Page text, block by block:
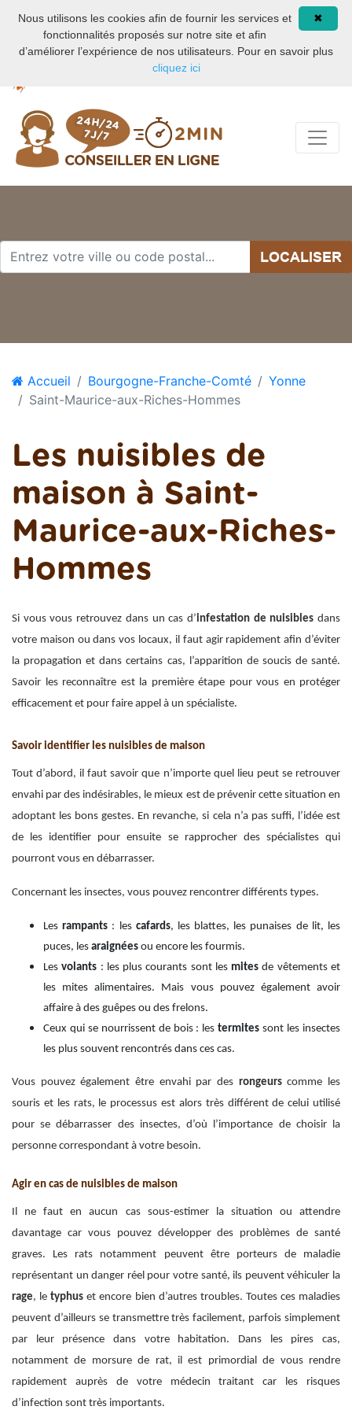
Nuisible de maison 08 93 02 00 21
LOCALISER
Accueil Bourgogne-Franche-Comté
Yonne
Saint-Maurice-aux-Riches-Hommes
Les nuisibles de
maison à Saint-
Maurice-aux-Riches-
Hommes
Si vous vous retrouvez dans un cas d’infestation de nuisibles dans
votre maison ou dans vos locaux, il faut agir rapidement afin d’éviter
la propagation et dans certains cas, l’apparition de soucis de santé.
Savoir les reconnaître est la première étape pour vous en protéger
efficacement et pour faire appel à un spécialiste.
Savoir identifier les nuisibles de maison
Tout d’abord, il faut savoir que n’importe quel lieu peut se retrouver
envahi par des indésirables, le mieux est de prévenir cette situation en
adoptant les bons gestes. En revanche, si cela n’a pas suffi, l’idée est
de les identifier pour ensuite se rapprocher des spécialistes qui
pourront vous en débarrasser.
Concernant les insectes, vous pouvez rencontrer différents types.
Lesrampants : les cafards, les blattes, les punaises de lit, les
puces, les araignées ou encore les fourmis.
Lesvolants : les plus courants sont les mitesde vêtements et
les mites alimentaires. Mais vous pouvez également avoir
affaire à des guêpes ou des frelons.
Ceux qui se nourrissent de bois : lestermitessont les insectes
les plus souvent rencontrés dans ces cas.
Vous pouvez également être envahi par des rongeurscomme les
souris et les rats, le processus est alors très différent de celui utilisé
pour se débarrasser des insectes, d’où l’importance de choisir la
personne correspondant à votre besoin.
Agir en cas de nuisibles de maison
Il ne faut en aucun cas sous-estimer la situation ou attendre
davantage car vous pouvez développer des problèmes de santé
graves. Les rats notamment peuvent être porteurs de maladie
représentant un danger réel pour votre santé, ils peuvent véhiculer la
rage, letyphuset encore bien d’autres troubles. Toutes ces maladies
peuvent d’ailleurs se transmettre très facilement, parfois simplement
par leur présence dans votre habitation. Dans les pires cas,
notamment de morsure de rat, il est primordial de vous rendre
rapidement auprès de votre médecin traitant car les risques
d’infection sont très importants.
✖
Nous utilisons les cookies afin de fournir les services et
fonctionnalités proposés sur notre site et afin
d’améliorer l’expérience de nos utilisateurs. Pour en savoir plus
cliquez ici